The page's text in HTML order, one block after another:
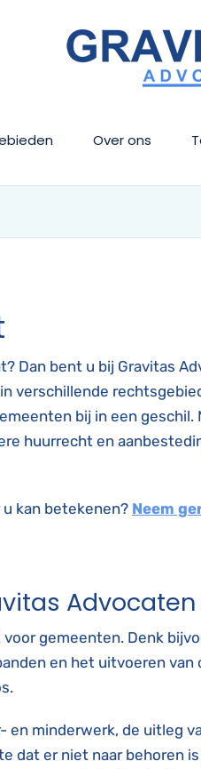
Over ons
Dan bent u bij Gravitas
verschillende
bij in een
huurrecht en
kan betekenen? Neem
gemeenten. Denk
en het uitvoeren
en minderwerk, de uitleg
dat er niet naar behoren